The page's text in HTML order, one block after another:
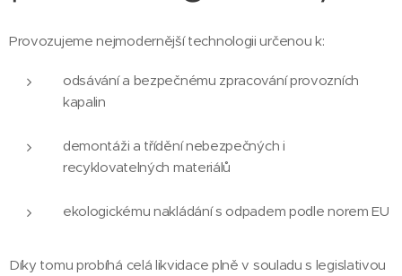
Provozujeme nejmodernější technologii určenou k:
odsávání a bezpečnému zpracování provozních
kapalin
demontáži a třídění nebezpečných i
recyklovatelných materiálů
ekologickému nakládání s odpadem podle norem EU
Díky tomu probíhá celá likvidace plně v souladu s legislativou